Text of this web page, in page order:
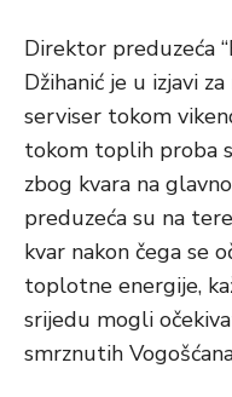
Direktor preduzeća
Džihanić je u izjavi
serviser tokom
tokom toplih proba
zbog kvara na
preduzeća su na
kvar nakon čega se
toplotne energije,
srijedu mogli
smrznutih